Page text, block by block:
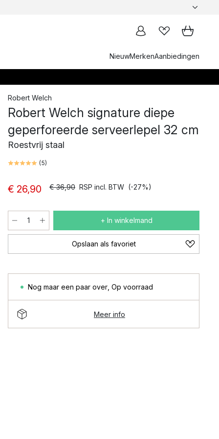
NieuwMerkenAanbiedingen
Robert Welch
Robert Welch signature diepe
geperforeerde serveerlepel 32 cm
Roestvrij staal
(5)
€ 26,90 € 36,90 RSP incl. BTW (-27%)
+ In winkelmand
Opslaan als favoriet
Nog maar een paar over Op voorraad
Meer info